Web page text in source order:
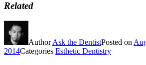
Related
AuthorAsk the DentistPosted on
2014Categories Esthetic Dentistry